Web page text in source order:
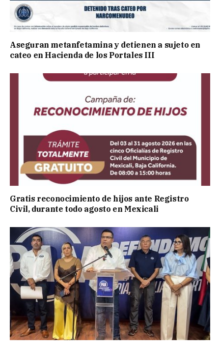
Aseguran metanfetamina y detienen a sujeto en
cateo en Hacienda de los Portales III
Gratis reconocimiento de hijos ante Registro
Civil, durante todo agosto en Mexicali